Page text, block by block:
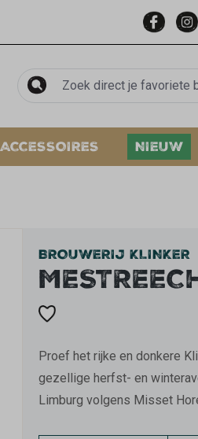
ACCESSOIRES NIEUW
BROUWERIJ KLINKER
Proef het rijke en donkere
gezellige herfst- en
Limburg volgens Misset